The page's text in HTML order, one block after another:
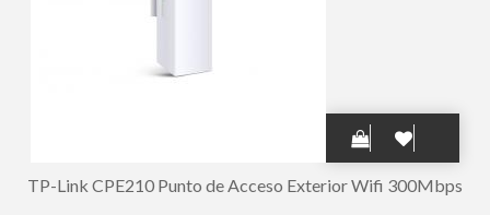
TP-Link CPE210 Punto de Acceso Exterior Wifi 300Mbps